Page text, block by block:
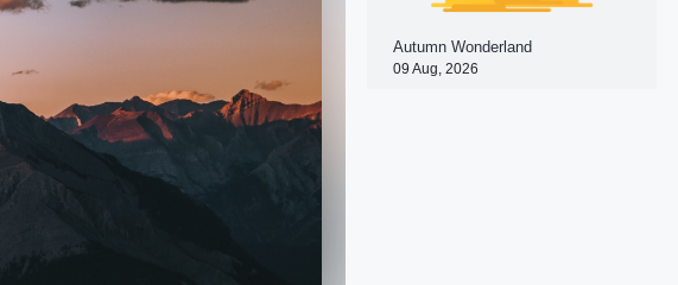
Autumn Wonderland
09 Aug, 2026